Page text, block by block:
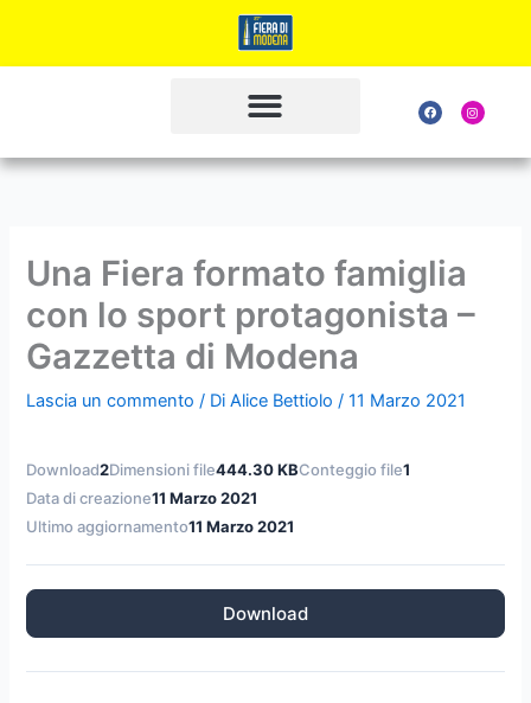
contenuto
F
a
c
o
I
n
s
g
Una Fiera formato famiglia
con lo sport protagonista –
Gazzetta di Modena
Lascia un commento / DiAlice Bettiolo/11 Marzo 2021
Download2Dimensioni file444.30 KBConteggio file1
Data di creazione11 Marzo 2021
Ultimo aggiornamento11 Marzo 2021
Download